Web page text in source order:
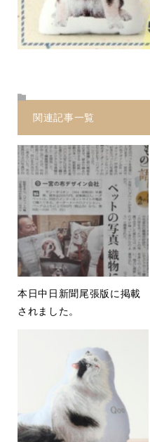
関連記事一覧
本日中日新聞尾張版に掲載
されました。